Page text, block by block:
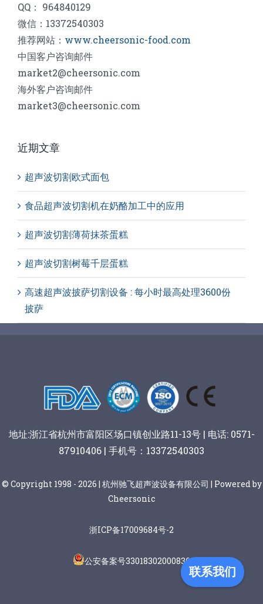
QQ： 964840129
微信：13372540303
推荐网站： www.cheersonic-food.com
中国客户咨询邮件
market2@cheersonic.com
海外客户咨询邮件
market3@cheersonic.com
近期文章
超声波切割欧式面包
食品超声波切割机在奶酪加工中的应用
超声波切割薄荷抹茶蛋糕
超声波切割树莓千层蛋糕
高速超声波披萨切割设备 : 每小时最高处理3600份
披萨
地址:浙江省杭州市富阳区场口镇创业路11-13号 | 电话: 0571-
87910406 | 手机号：13372540303
© Copyright 1998 - 2026 | 杭州驰飞超声波设备有限公司 | Powered by
Cheersonic
浙ICP备17009684号-2
公安备案号33018302000836
联系我们